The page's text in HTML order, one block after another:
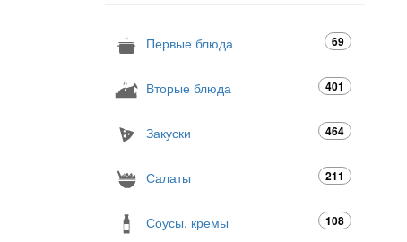
Первые блюда 69
Вторые блюда 401
Закуски 464
Салаты 211
Соусы, кремы 108